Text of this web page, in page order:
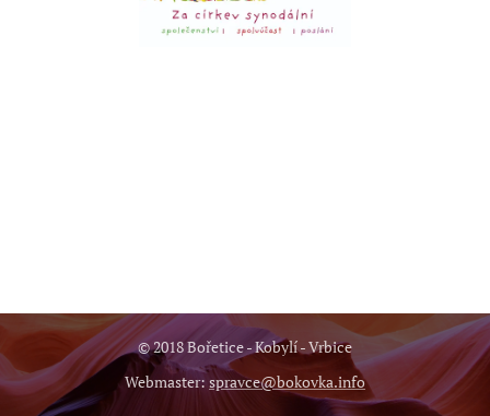
© 2018 Bořetice - Kobylí - Vrbice
Webmaster: spravce@bokovka.info